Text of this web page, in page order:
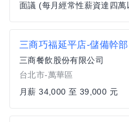
面議 (每月經常性薪資達四萬
三商巧福延平店-儲備幹部
三商餐飲股份有限公司
台北市-萬華區
月薪 34,000 至 39,000 元